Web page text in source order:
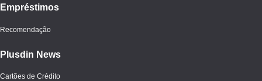
Empréstimos
Recomendação
Plusdin News
Cartões de Crédito